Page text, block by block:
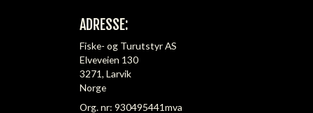
ADRESSE:
Fiske- og Turutstyr AS
Elveveien 130
3271, Larvik
Norge
Org. nr: 930495441mva